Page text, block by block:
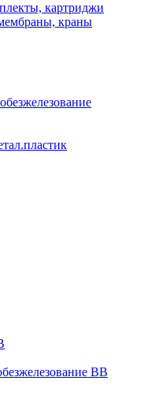
картриджи
краны
ВВ